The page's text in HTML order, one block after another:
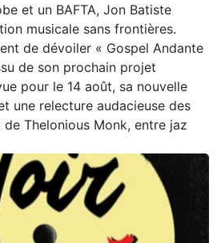
et un BAFTA, Jon Batiste
musicale sans frontières.
de dévoiler « Gospel Andante
de son prochain projet
pour le 14 août, sa nouvelle
une relecture audacieuse des
Thelonious Monk, entre jaz